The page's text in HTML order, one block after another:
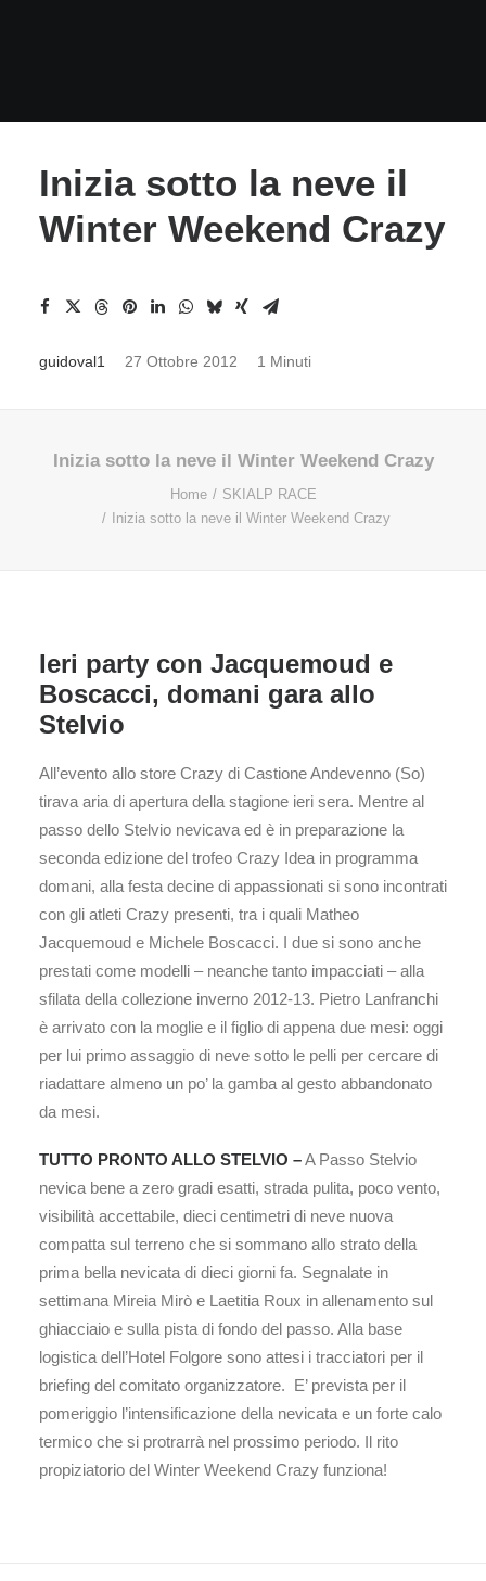
Inizia sotto la neve il
Winter Weekend Crazy
guidoval1 27 Ottobre 2012 1 Minuti
Inizia sotto la neve il Winter Weekend Crazy
Home
SKIALP RACE
Inizia sotto la neve il Winter Weekend Crazy
Ieri party con Jacquemoud e
Boscacci, domani gara allo
Stelvio
All’evento allo store Crazy di Castione Andevenno (So)
tirava aria di apertura della stagione ieri sera. Mentre al
passo dello Stelvio nevicava ed è in preparazione la
seconda edizione del trofeo Crazy Idea in programma
domani, alla festa decine di appassionati si sono incontrati
con gli atleti Crazy presenti, tra i quali Matheo
Jacquemoud e Michele Boscacci. I due si sono anche
prestati come modelli – neanche tanto impacciati – alla
sfilata della collezione inverno 2012-13. Pietro Lanfranchi
è arrivato con la moglie e il figlio di appena due mesi: oggi
per lui primo assaggio di neve sotto le pelli per cercare di
riadattare almeno un po’ la gamba al gesto abbandonato
da mesi.
TUTTO PRONTO ALLO STELVIO –A Passo Stelvio
nevica bene a zero gradi esatti, strada pulita, poco vento,
visibilità accettabile, dieci centimetri di neve nuova
compatta sul terreno che si sommano allo strato della
prima bella nevicata di dieci giorni fa. Segnalate in
settimana Mireia Mirò e Laetitia Roux in allenamento sul
ghiacciaio e sulla pista di fondo del passo. Alla base
logistica dell’Hotel Folgore sono attesi i tracciatori per il
briefing del comitato organizzatore. E’ prevista per il
pomeriggio l’intensificazione della nevicata e un forte calo
termico che si protrarrà nel prossimo periodo. Il rito
propiziatorio del Winter Weekend Crazy funziona!